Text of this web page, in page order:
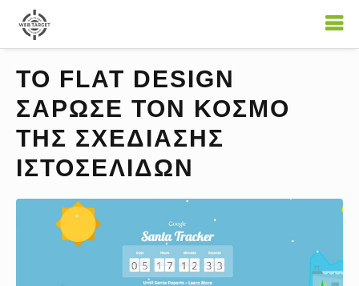
ΤΟ FLAT DESIGN
ΣΑΡΩΣΕ ΤΟΝ ΚΟΣΜΟ
ΤΗΣ ΣΧΕΔΙΑΣΗΣ
ΙΣΤΟΣΕΛΙΔΩΝ